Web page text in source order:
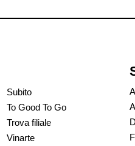
Subito
To Good To Go
Trova filiale
Vinarte